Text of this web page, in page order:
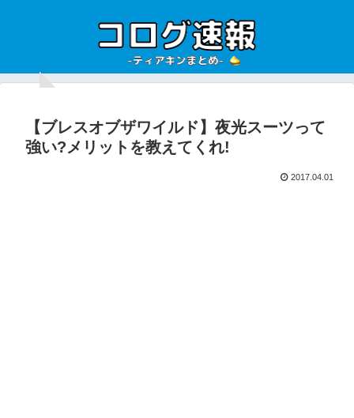
【ブレスオブザワイルド】夜光スーツって
強い?メリットを教えてくれ!
2017.04.01